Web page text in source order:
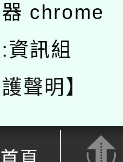
chrome
資訊組
聲明】